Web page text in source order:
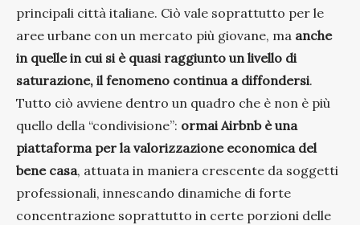
principali città italiane. Ciò vale soprattutto per le
aree urbane con un mercato più giovane, ma anche
in quelle in cui si è quasi raggiunto un livello di
saturazione, il fenomeno continua a diffondersi.
Tutto ciò avviene dentro un quadro che è non è più
quello della “condivisione”: ormai Airbnb è una
piattaforma per la valorizzazione economica del
bene casa, attuata in maniera crescente da soggetti
professionali, innescando dinamiche di forte
concentrazione soprattutto in certe porzioni delle